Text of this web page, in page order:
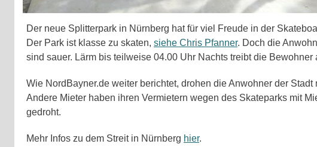
Der neue Splitterpark in Nürnberg hat für viel Freude in der
Der Park ist klasse zu skaten, siehe Chris Pfanner. Doch die
sind sauer. Lärm bis teilweise 04.00 Uhr Nachts treibt die Bewohner
Wie NordBayner.de weiter berichtet, drohen die Anwohner der Stadt
Andere Mieter haben ihren Vermietern wegen des Skateparks mit
gedroht.
Mehr Infos zu dem Streit in Nürnberg hier.